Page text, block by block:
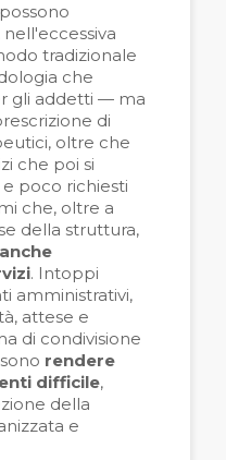
tradizionale
che
gli addetti — ma
di
oltre che
che poi si
poco richiesti
che, oltre a
della struttura,
. Intoppi
amministrativi,
attese e
di condivisione
rendere
difficile,
della
e